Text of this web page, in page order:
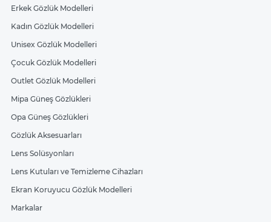
Erkek Gözlük Modelleri
Kadın Gözlük Modelleri
Unisex Gözlük Modelleri
Çocuk Gözlük Modelleri
Outlet Gözlük Modelleri
Mipa Güneş Gözlükleri
Opa Güneş Gözlükleri
Gözlük Aksesuarları
Lens Solüsyonları
Lens Kutuları ve Temizleme Cihazları
Ekran Koruyucu Gözlük Modelleri
Markalar